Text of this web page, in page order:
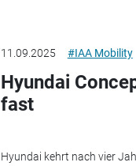
11.09.2025 #IAA Mobility
Hyundai
fast
Hyundai kehrt nach vier